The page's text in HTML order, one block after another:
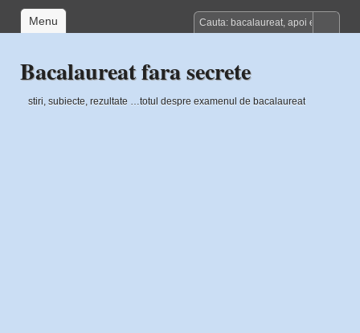
Menu
Bacalaureat fara secrete
stiri, subiecte, rezultate …totul despre examenul de bacalaureat